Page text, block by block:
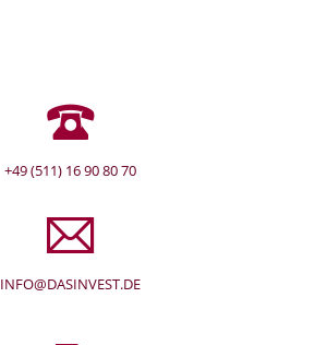
+49 (511) 16 90 80 70
INFO@DASINVEST.DE